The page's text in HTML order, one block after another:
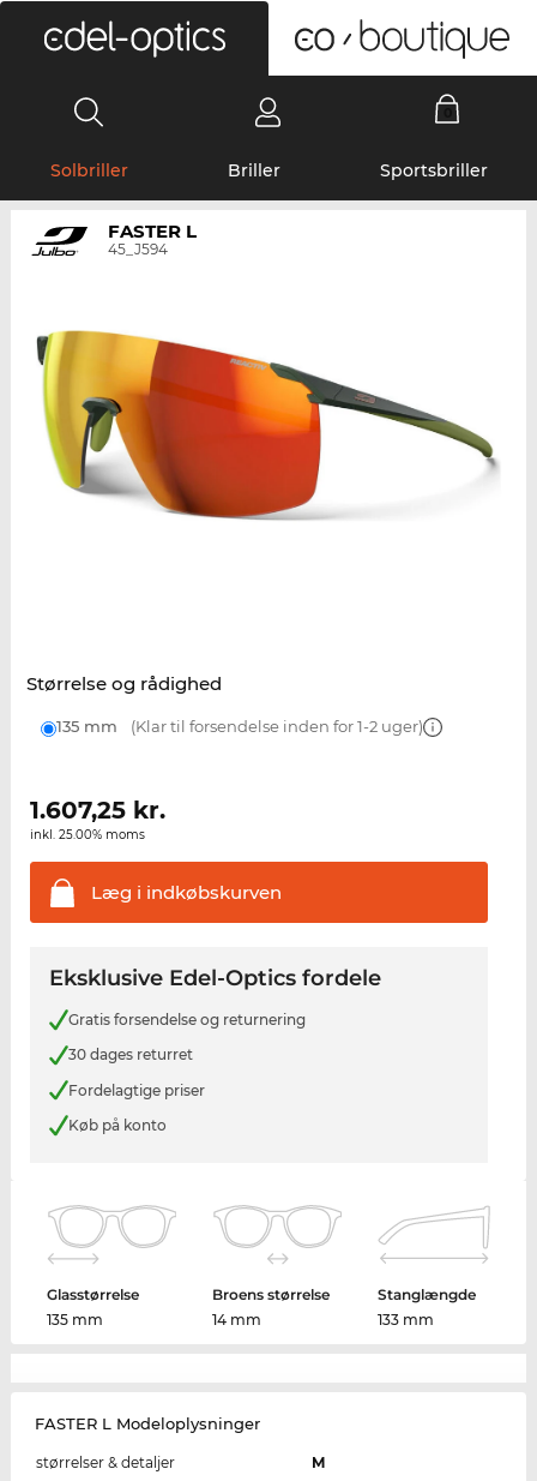
Solbriller Briller Sportsbriller
FASTER L
45_J594
Størrelse og rådighed
135 mm (Klar til forsendelse inden for 1-2 uger)
1.607,25kr.
inkl. 25.00% moms
Læg i indkøbskurven
Eksklusive Edel-Optics fordele
Gratis forsendelse og returnering
30 dages returret
Fordelagtige priser
Køb på konto
Glasstørrelse
135 mm
Broens størrelse
14 mm
Stanglængde
133 mm
FASTER L Modeloplysninger
størrelser & detaljer
M